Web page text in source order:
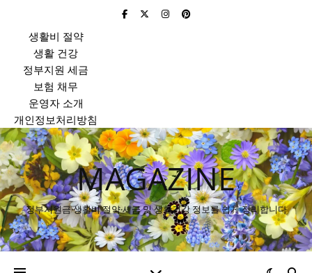
생활비 절약
생활 건강
정부지원 세금
보험 채무
운영자 소개
개인정보처리방침
MAGAZINE
정부지원금·생활비 절약·세금 및 생활건강 정보를 쉽게 정리합니다